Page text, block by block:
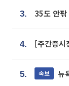
3.
4.
5. 속보 뉴